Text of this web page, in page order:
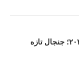
اعدام بهزاد صفوت ۲۰۲۶؛ جنجال تازه